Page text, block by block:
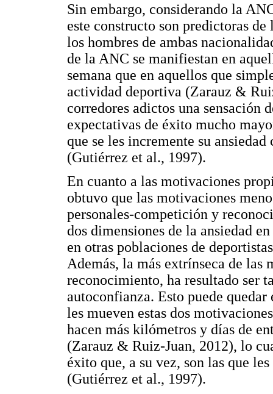
Sin embargo, considerando la
este constructo son predictoras
los hombres de ambas
de la ANC se manifiestan en
semana que en aquellos que
actividad deportiva (Zarauz &
corredores adictos una sensación
expectativas de éxito mucho
que se les incremente su
(Gutiérrez et al., 1997).
En cuanto a las motivaciones
obtuvo que las motivaciones
personales-competición y
dos dimensiones de la ansiedad
en otras poblaciones de
Además, la más extrínseca de las
reconocimiento, ha resultado ser
autoconfianza. Esto puede
les mueven estas dos
hacen más kilómetros y días de
(Zarauz & Ruiz-Juan, 2012), lo
éxito que, a su vez, son las que
(Gutiérrez et al., 1997).